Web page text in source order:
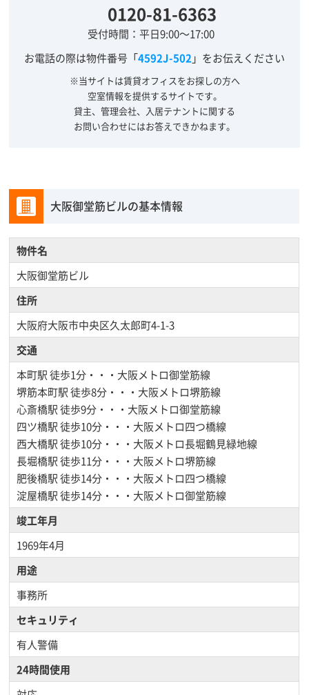
0120-81-6363
受付時間：平日9:00～17:00
お電話の際は物件番号「4592J-502 」をお伝えください
※当サイトは賃貸オフィスをお探しの方へ
空室情報を提供するサイトです。
貸主、管理会社、入居テナントに関する
お問い合わせにはお答えできかねます。
大阪御堂筋ビルの基本情報
物件名
大阪御堂筋ビル
住所
大阪府大阪市中央区久太郎町4-1-3
交通
本町駅徒歩1分・・・大阪メトロ御堂筋線
堺筋本町駅徒歩8分・・・大阪メトロ堺筋線
心斎橋駅徒歩9分・・・大阪メトロ御堂筋線
四ツ橋駅徒歩10分・・・大阪メトロ四つ橋線
西大橋駅徒歩10分・・・大阪メトロ長堀鶴見緑地線
長堀橋駅徒歩11分・・・大阪メトロ堺筋線
肥後橋駅徒歩14分・・・大阪メトロ四つ橋線
淀屋橋駅徒歩14分・・・大阪メトロ御堂筋線
竣工年月
1969年4月
用途
事務所
セキュリティ
有人警備
24時間使用